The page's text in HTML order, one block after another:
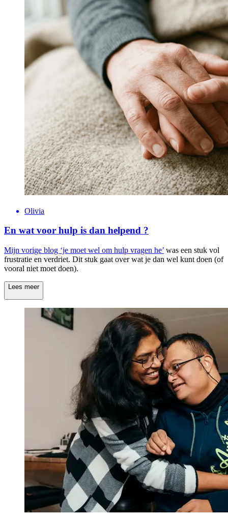
Olivia
En wat voor hulp is dan helpend ?
Mijn vorige blog ‘je moet wel om hulp vragen he’ was een stuk vol
frustratie en verdriet. Dit stuk gaat over wat je dan wel kunt doen (of
vooral niet moet doen).
Lees meer